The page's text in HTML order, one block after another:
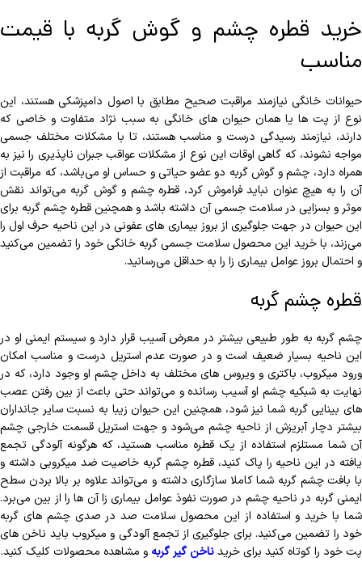
خرید قطره چشم و گوش گربه با قیمت
مناسب
حیوانات خانگی نیازمند مراقبت صحیح مطابق با اصول دامپزشکی هستند، این
نوع از پت ها یا همان حیوان های خانگی به سبب نژاد متفاوت و خاصی که
دارند، نیازمند رسیدگی درست و مناسب هستند، تا با مشکلات مختلف جسمی
مواجه نشوند، که گاهی اوقات این نوع از مشکلات عواقب جبران ناپذیری را نیز به
همراه دارد، چشم و گوش گربه دو عضو حیاتی و حساس او می‌باشد، که مراقبت از
آن را به هیچ عنوان نباید فراموش کرد، قطره چشم و گوش گربه می‌تواند نقش
موثر و بسزایی در سلامت جسمی آن داشته باشد و همچنین قطره چشم گربه برای
این حیوان در جهت جلوگیری از بروز بیماری های عفونی در این ناحیه حرف اول را
می‌زند، با خرید این محصول سلامت جسمی گربه خانگی خود را تضمین می‌کنید
و احتمال بروز عوامل بیماری زا را به حداقل می‌رسانید.
قطره چشم گربه
چشم گربه به طور طبیعی بیشتر در معرض آسیب قرار دارد و سیستم ایمنی او در
این ناحیه بسیار ضعیف است و در صورت عدم استریل درست و مناسب امکان
ورود میکروب، باکتری و ویروس های مختلف به داخل چشم او وجود دارد، که در
نهایت به شبکیه چشم او آسیب رسانده و می‌تواند حتی باعث از بین رفتن عصب
های بینایی گربه شما نیز شود، همچنین این حیوان زیبا به نسبت سایر جانداران
بیشتر دچار آبریزش از ناحیه چشم می‌شود و جهت استریل قسمت خارجی چشم
آن شما مستلزم استفاده از یک قطره مناسب هستید، که هرگونه آلودگی تجمع
یافته در این ناحیه را پاک کنید، قطره چشم گربه خاصیت ضد میکروبی داشته و
با بافت چشم گربه شما کاملا سازگاری داشته و می‌تواند علاوه بر بالا بردن سطح
ایمنی گربه در ناحیه چشم در صورت نفوذ عوامل بیماری زا آن ها را از بین می‌برد.
شما با خرید و استفاده از این محصول سلامت صد در صدی چشم های گربه
خود را تضمین می‌کنید. برای جلوگیری از تجمع آلودگی و میکروب باید ناخن های
پت خود را کوتاه کنید برای خریدناخن گیر گربه و مشاهده محصولات کلیک کنید.